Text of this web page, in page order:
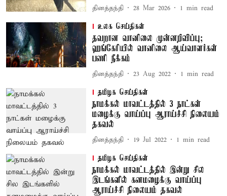
தினத்தந்தி 28 Mar 2026 1 min read
உலக செய்திகள்
தவறான வானிலை முன்னறிவிப்பு;
ஹங்கேரியில் வானிலை ஆய்வாளர்கள்
பணி நீக்கம்
தினத்தந்தி 23 Aug 2022 1 min read
தமிழக செய்திகள்
நாமக்கல் மாவட்டத்தில் 3 நாட்கள்
மழைக்கு வாய்ப்பு ஆராய்ச்சி நிலையம்
தகவல்
தினத்தந்தி 19 Jul 2022 1 min read
தமிழக செய்திகள்
நாமக்கல் மாவட்டத்தில் இன்று சில
இடங்களில் கனமழைக்கு வாய்ப்பு
ஆராய்ச்சி நிலையம் தகவல்